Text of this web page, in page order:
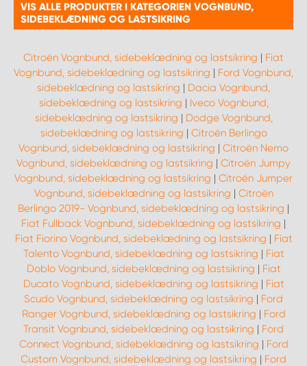
VIS ALLE PRODUKTER I KATEGORIEN VOGNBUND,
SIDEBEKLÆDNING OG LASTSIKRING
Citroën Vognbund, sidebeklædning og lastsikring | Fiat
Vognbund, sidebeklædning og lastsikring | Ford Vognbund,
sidebeklædning og lastsikring | Dacia Vognbund,
sidebeklædning og lastsikring | Iveco Vognbund,
sidebeklædning og lastsikring | Dodge Vognbund,
sidebeklædning og lastsikring | Citroën Berlingo
Vognbund, sidebeklædning og lastsikring | Citroën Nemo
Vognbund, sidebeklædning og lastsikring | Citroën Jumpy
Vognbund, sidebeklædning og lastsikring | Citroën Jumper
Vognbund, sidebeklædning og lastsikring | Citroën
Berlingo 2019- Vognbund, sidebeklædning og lastsikring |
Fiat Fullback Vognbund, sidebeklædning og lastsikring |
Fiat Fiorino Vognbund, sidebeklædning og lastsikring | Fiat
Talento Vognbund, sidebeklædning og lastsikring | Fiat
Doblo Vognbund, sidebeklædning og lastsikring | Fiat
Ducato Vognbund, sidebeklædning og lastsikring | Fiat
Scudo Vognbund, sidebeklædning og lastsikring | Ford
Ranger Vognbund, sidebeklædning og lastsikring | Ford
Transit Vognbund, sidebeklædning og lastsikring | Ford
Connect Vognbund, sidebeklædning og lastsikring | Ford
Custom Vognbund, sidebeklædning og lastsikring | Ford